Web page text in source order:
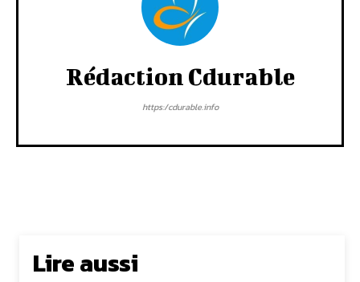
Rédaction Cdurable
https:/cdurable.info
Lire aussi